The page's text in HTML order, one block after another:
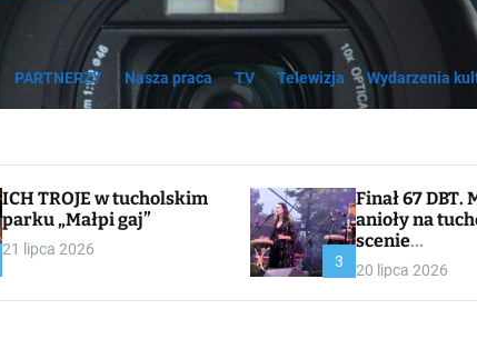
PARTNERZY Nasza praca TV Telewizja Wydarzenia
ICH TROJE w tucholskim
parku „Małpi gaj”
21 lipca 2026
3
Finał 67 DBT. Muzyczne
anioły na
scenie
CHOJNACKA//
I
20 lipca 2026